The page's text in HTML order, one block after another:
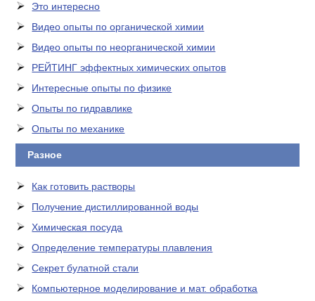
Это интересно
Видео опыты по органической химии
Видео опыты по неорганической химии
РЕЙТИНГ эффектных химических опытов
Интересные опыты по физике
Опыты по гидравлике
Опыты по механике
Разное
Как готовить растворы
Получение дистиллированной воды
Химическая посуда
Определение температуры плавления
Секрет булатной стали
Компьютерное моделирование и мат. обработка